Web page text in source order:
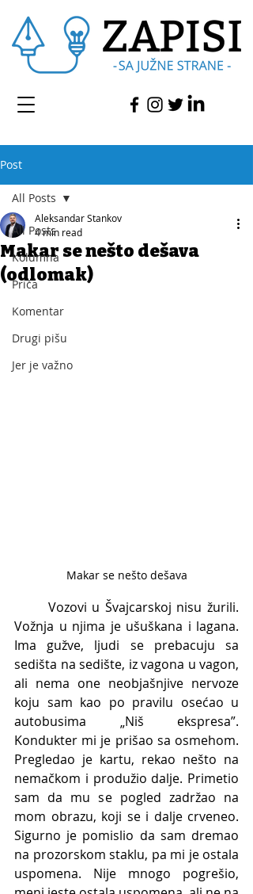
Post
All Posts
Kolumna
Priča
Komentar
Drugi pišu
Jer je važno
All Posts
Makar se nešto dešava
(odlomak)
Aleksandar Stankov
4 min read
Makar se nešto dešava
Vožnja u njima je ušuškana i lagana.
Ima gužve, ljudi se prebacuju sa
sedišta na sedište, iz vagona u vagon,
ali nema one neobjašnjive nervoze
koju sam kao po pravilu osećao u
autobusima „Niš ekspresa”.
Kondukter mi je prišao sa osmehom.
Pregledao је kartu, rekao nešto na
nemačkom i produžio dalje. Primetio
sam da mu se pogled zadržao na
mom obrazu, koji se i dalje crveneo.
Sigurno je pomislio da sam dremao
na prozorskom staklu, pa mi je ostala
uspomena. Nije mnogo pogrešio,